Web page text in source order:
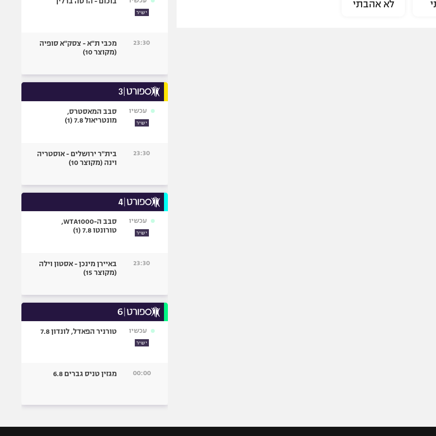
לא אהבתי
ישיר
23:30
מכבי ת"א - צסק"א סופיה
(מקוצר 10)
עכשיו
ישיר
סבב המאסטרס,
מונטריאול 7.8 (1)
23:30
בית"ר ירושלים - אוסטריה
וינה (מקוצר 10)
עכשיו
ישיר
סבב ה-WTA1000,
טורונטו 7.8 (1)
23:30
באיירן מינכן - אסטון וילה
(מקוצר 15)
עכשיו
ישיר
טורניר הפאדל, לונדון 7.8
00:00 מגזין טניס גברים 6.8